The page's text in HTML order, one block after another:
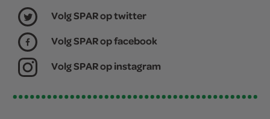
Volg SPAR op twitter
Volg SPAR op facebook
Volg SPAR op instagram